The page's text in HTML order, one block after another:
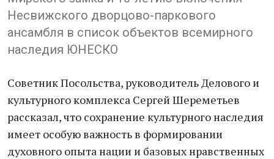
Несвижского дворцово-паркового
ансамбля в список объектов всемирного
наследия ЮНЕСКО
Советник Посольства, руководитель Делового и
культурного комплекса Сергей Шереметьев
рассказал, что сохранение культурного наследия
имеет особую важность в формировании
духовного опыта нации и базовых нравственных